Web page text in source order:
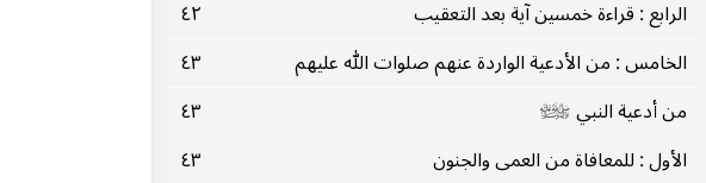
الرابع : قراءة خمسين آية بعد التعقيب
٤٢
الخامس : من الأدعية الواردة عنهم صلوات الله عليهم
٤٣
من أدعية النبي صلى‌الله‌عليه‌وآله‌وسلم
٤٣
الأول : للمعافاة من العمى والجنون
٤٣